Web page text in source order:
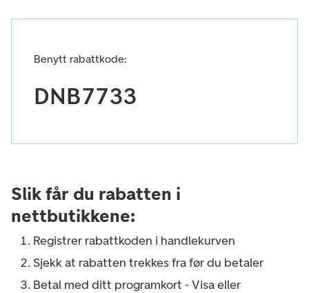
Benytt rabattkode:
DNB7733
Slik får du rabatten i
nettbutikkene:
Registrer rabattkoden i handlekurven
Sjekk at rabatten trekkes fra før du betaler
Betal med ditt programkort - Visa eller